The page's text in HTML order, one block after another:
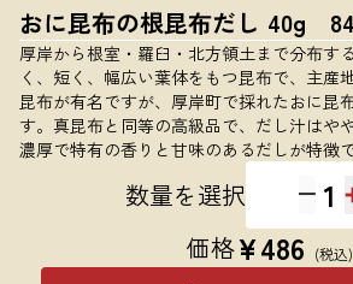
おに昆布の根昆布だし 40g
厚岸から根室・羅臼・北方領土まで分布す
く、短く、幅広い葉体をもつ昆布で、主産
昆布が有名ですが、厚岸町で採れたおに昆
す。真昆布と同等の高級品で、だし汁はや
濃厚で特有の香りと甘味のあるだしが特徴で
数量を選択 1
価格¥486 (税込)